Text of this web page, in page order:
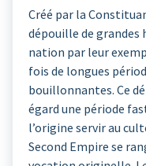
Créé par la
dépouille de grandes
nation par leur
fois de longues
bouillonnantes. Ce
égard une période
l’origine servir au
Second Empire se